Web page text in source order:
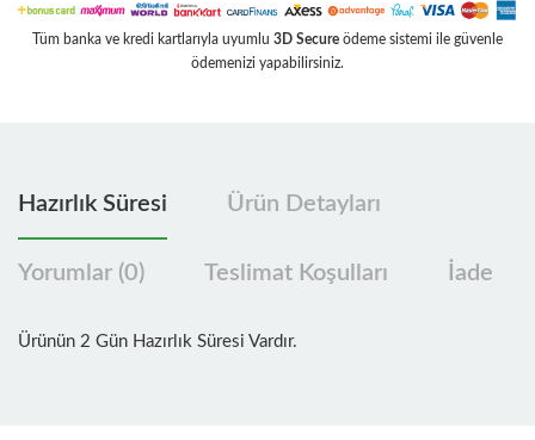
Tüm banka ve kredi kartlarıyla uyumlu 3D Secure ödeme sistemi ile güvenle
ödemenizi yapabilirsiniz.
Hazırlık Süresi Ürün Detayları
Yorumlar (0) Teslimat Koşulları İade
Ürünün 2 Gün Hazırlık Süresi Vardır.